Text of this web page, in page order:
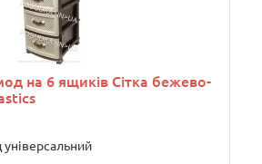
на 6 ящиків Сітка бежево-